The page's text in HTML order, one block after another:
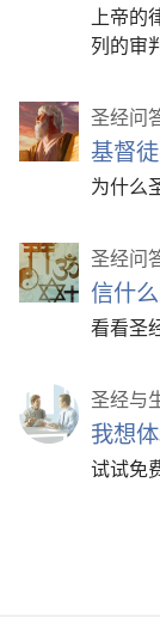
上帝的
列的审
圣经问
基督
为什么
圣经问
信什
看看圣
圣经与
我想
试试免